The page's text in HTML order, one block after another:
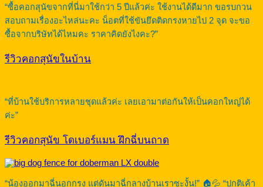
“ซื้อคอกสุนัขจากที่นี่มาใช้กว่า 5 ปีแล้วค่ะ ใช้งานได้ดีมาก ขอรบกวน
สอบถามเรื่องอะไหล่นะคะ น็อตที่ใช้ขันยึดติดกรงหายไป 2 จุด จะขอ
ซื้อจากบริษัทได้ไหมคะ ราคาคิดยังไงคะ?”
รีวิวคอกสุนัขในบ้าน
“ที่บ้านใช้บริการหลายชุดแล้วค่ะ เลยเอามาต่อกันให้เป็นคอกใหญ่ได้
ค่ะ”
รีวิวคอกสุนัข โดเบอร์แมน ฝึกฉี่บนถาด
“น้องออกมาฉี่นอกกรง แต่ดันมาฉี่กลางบ้านเราซะงั้น!” 🏠💦 “ปกติเค้า